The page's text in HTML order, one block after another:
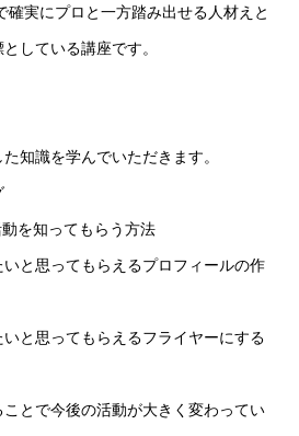
確実にプロと一方踏み出せる人材えと
している講座です。
知識を学んでいただきます。
を知ってもらう方法
と思ってもらえるプロフィールの作
と思ってもらえるフライヤーにする
とで今後の活動が大きく変わってい